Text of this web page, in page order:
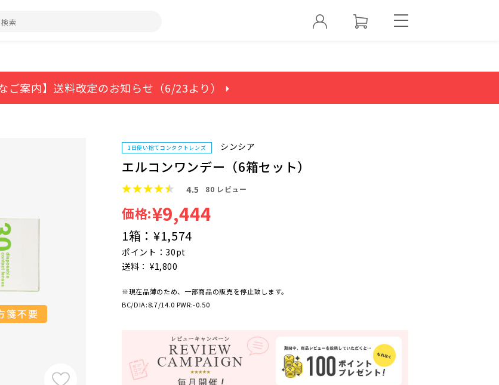
なご案内】送料改定のお知らせ（6/23より） ⏵
1日使い捨てコンタクトレンズ シンシア
エルコンワンデー（6箱セット）
4.5 80 レビュー
価格:¥9,444
1箱： ¥1,574
ポイント：30pt
送料： ¥1,800
※現在品薄のため、一部商品の販売を停止致します。
BC/DIA:8.7/14.0 PWR:-0.50